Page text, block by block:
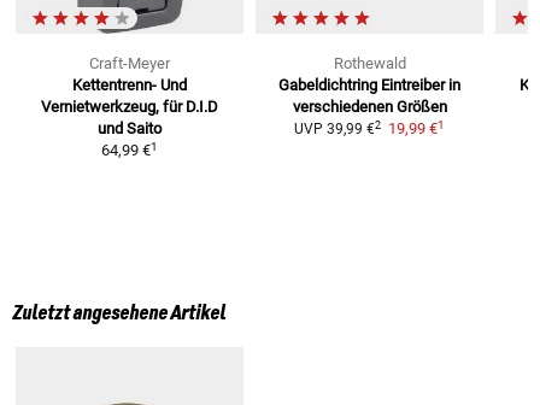
Craft-Meyer
Kettentrenn- Und
Vernietwerkzeug, für D.I.D
und Saito
64,99 €1
Rothewald
Gabeldichtring Eintreiber in
verschiedenen Größen
UVP 39,99 €2 19,99 €1
Zuletzt angesehene Artikel